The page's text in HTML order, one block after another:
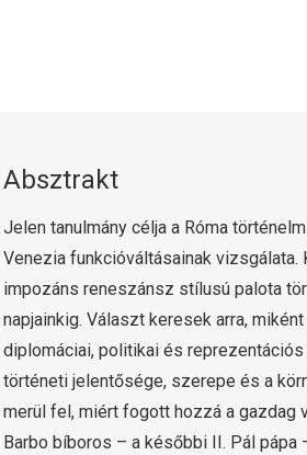
Absztrakt
Jelen tanulmány célja a Róma
Venezia funkcióváltásainak
impozáns reneszánsz stílusú palota
napjainkig. Választ keresek arra,
diplomáciai, politikai és
történeti jelentősége, szerepe és a
merül fel, miért fogott hozzá a
Barbo bíboros – a későbbi II. Pál